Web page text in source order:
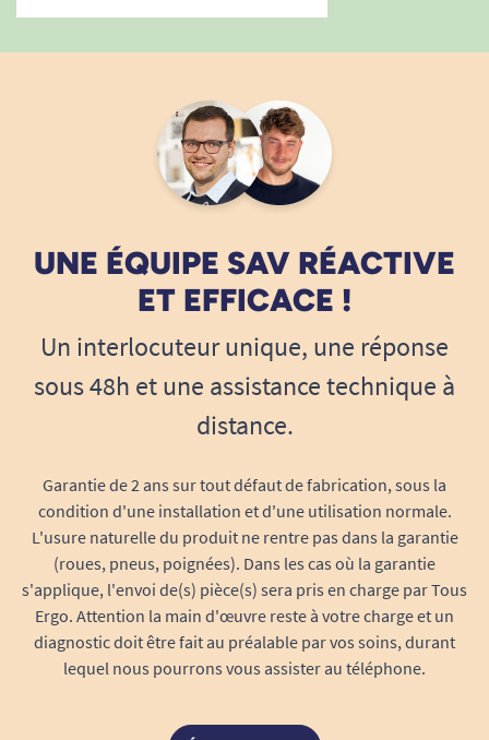
UNE ÉQUIPE SAV RÉACTIVE
ET EFFICACE !
Un interlocuteur unique, une réponse
sous 48h et une assistance technique à
distance.
Garantie de 2 ans sur tout défaut de fabrication, sous la
condition d'une installation et d'une utilisation normale.
L'usure naturelle du produit ne rentre pas dans la garantie
(roues, pneus, poignées). Dans les cas où la garantie
s'applique, l'envoi de(s) pièce(s) sera pris en charge par Tous
Ergo. Attention la main d'œuvre reste à votre charge et un
diagnostic doit être fait au préalable par vos soins, durant
lequel nous pourrons vous assister au téléphone.